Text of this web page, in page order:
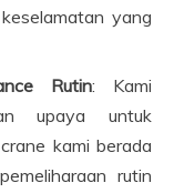
yang
Rutin: Kami
upaya untuk
kami berada
rutin